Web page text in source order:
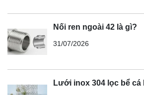
Nối ren ngoài 42 là gì?
31/07/2026
Lưới inox 304 lọc bể cá